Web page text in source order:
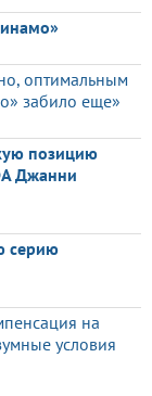
оптимальным
забило еще»
позицию
Джанни
серию
на
условия